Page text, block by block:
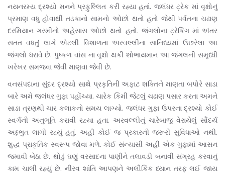
નયનરમ્ય દ્રશ્યો મનને પ્રફુલ્લિત કરી રહ્યા હતાં. જલંધર ટ્રેક માં વૃક્ષોનું
પ્રમાણ વધુ હોવાથી તડકાનો સામનો ઓછો થતો‌ હતો જેથી પર્વતના ચઢાણ
દરમિયાન ગરમીનો અહેસાસ ઓછો થતો હતો. જંગલોના ટ્રેકિંગ માં અંતર
સતત વધતું લાગે એટલી વિશાળતા અરવલ્લીના સાનિધ્યમાં ઉછરેલા આ
જંગલો ધરાવે છે. પુષ્કળ વાંસ ના વૃક્ષો થકી શોભાયમાન આ જંગલની સમૃધ્ધી
ખરેખર સમજવા જેવી માણવા જેવી છે.
વનસંપદાના સુંદર દ્રશ્યો સાથે પ્રકૃતિની અફાટ શક્તિને માણતા બપોરે સાડા
બારે અમે જલંધર ગુફા પહોંચ્યા. ચારેક કિમી જેટલું ચઢાણ પસાર કરતા અમને
સાડા ત્રણથી ચાર કલાકનો સમય લાગ્યો. જલંધર ગુફા ઉપરના દ્રશ્યો કોઈ
સ્વર્ગની અનુભૂતિ કરાવી રહ્યા હતા. અરવલ્લીનું ચારેબાજુ વેરાયેલું સૌંદર્ય
અદ્દભુત લાગી રહ્યું હતું. અહીં કોઈ જ પ્રકારની જરૂરી સુવિધાઓ નથી.
શુદ્ધ પ્રાકૃતિક સ્વરૂપ જોવા મળે. કોઈ સંન્યાસી અહીં એક ગુફામાં આસન
જમાવી બેઠા છે. થોડું ઘણું વરસાદના પાણીને તલાવડી બનાવી સંગ્રહ કરવાનું
કામ ચાલી રહ્યું છે. નીરવ શાંતિ આપણને અલૌકિક ધ્યાન તરફ લઈ જાય